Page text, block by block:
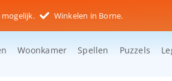
Winkelen in Borne.
Woonkamer Spellen Puzzels